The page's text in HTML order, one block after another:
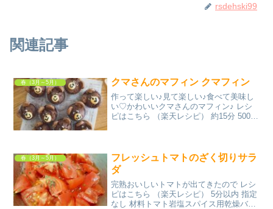
rsdehski99
関連記事
春（3月～5月） クマさんのマフィン クマフィン
作って楽しい♪見て楽しい♪食べて美味し
い♡かわいいクマさんのマフィン♪ レシ
ピはこちら （楽天レシピ） 約15分 500円
ン...
春（3月～5月）
フレッシュトマトのざく切りサラ
ダ
完熟おいしいトマトが出てきたので レシ
ピはこちら （楽天レシピ） 5分以内 指定
なし 材料トマト岩塩スパイス用乾燥バジ